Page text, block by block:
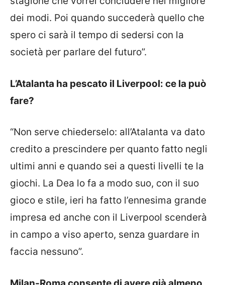
dei modi. Poi quando succederà quello che
spero ci sarà il tempo di sedersi con la
società per parlare del futuro”.
L’Atalanta ha pescato il Liverpool: ce la può
fare?
“Non serve chiederselo: all’Atalanta va dato
credito a prescindere per quanto fatto negli
ultimi anni e quando sei a questi livelli te la
giochi. La Dea lo fa a modo suo, con il suo
gioco e stile, ieri ha fatto l’ennesima grande
impresa ed anche con il Liverpool scenderà
in campo a viso aperto, senza guardare in
faccia nessuno”.